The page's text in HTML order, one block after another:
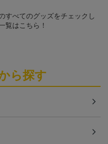
すべてのグッズをチェックし
覧はこちら！
ら探す